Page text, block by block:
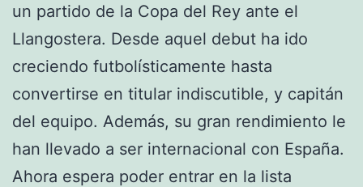
un partido de la Copa del Rey ante el
Llangostera. Desde aquel debut ha ido
creciendo futbolísticamente hasta
convertirse en titular indiscutible, y capitán
del equipo. Además, su gran rendimiento le
han llevado a ser internacional con España.
Ahora espera poder entrar en la lista